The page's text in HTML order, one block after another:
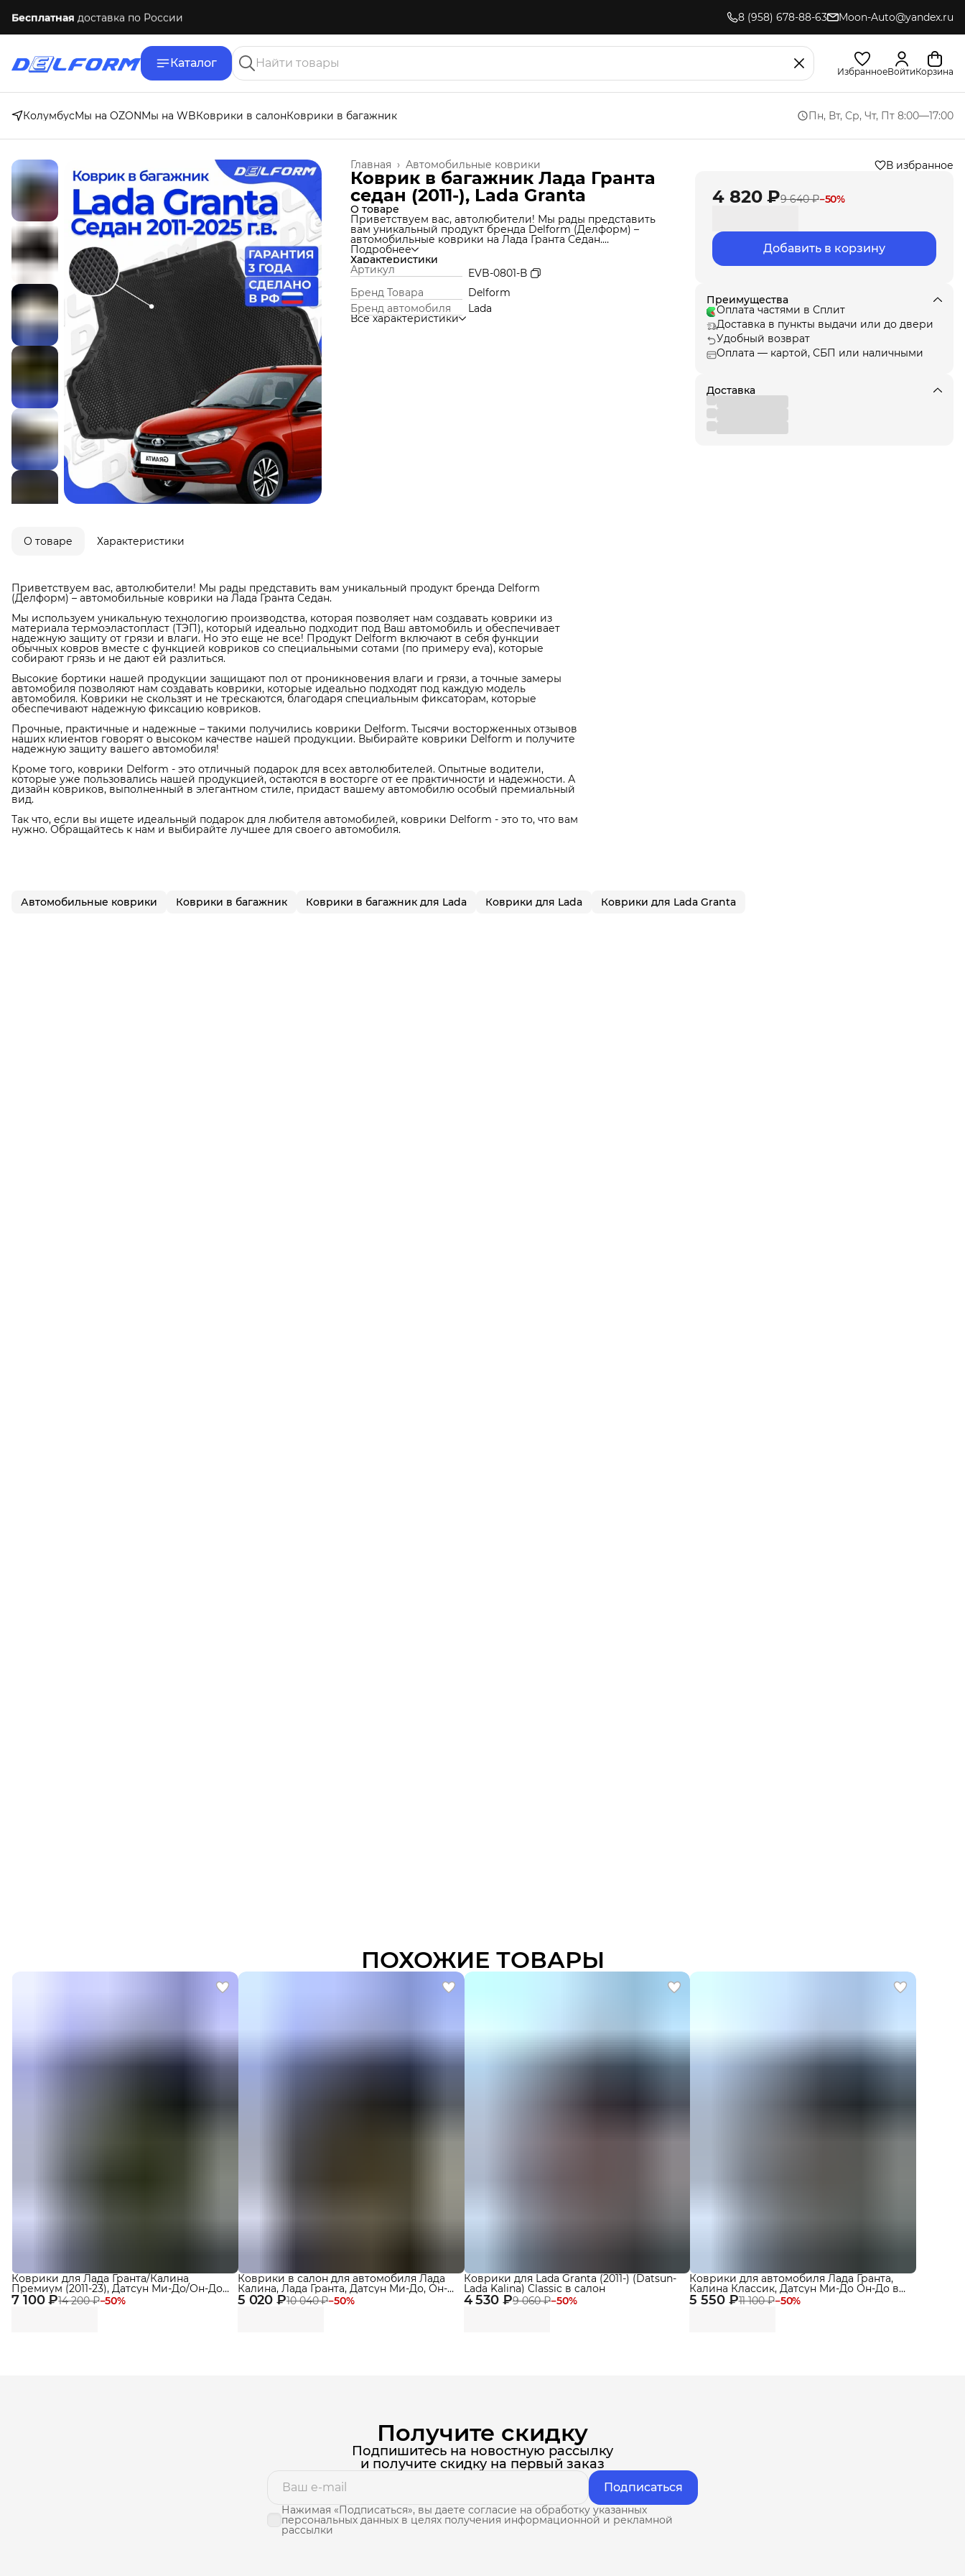
Бесплатная доставка по России 8 (958) 678-88-63 Moon-Auto@yandex.ru
Каталог
ИзбранноеВойтиКорзина
КолумбусМы на OZONМы на WBКоврики в салонКоврики в багажник Пн, Вт, Ср, Чт, Пт 8:00—17:00
Автомобильные коврики
Главная ›
Коврик в багажник Лада Гранта
седан (2011-), Lada Granta
О товаре
Приветствуем вас, автолюбители! Мы рады представить
вам уникальный продукт бренда Delform (Делформ) –
автомобильные коврики на Лада Гранта Седан.
Мы используем уникальную технологию производства,
которая позволяет нам создавать коврики из материала
термоэластопласт (ТЭП), который идеально подходит под
Ваш автомобиль и обеспечивает надежную защиту от
грязи и влаги. Но это еще не все! Продукт Delform
включают в себя функции обычных ковров вместе с
функцией ковриков со специальными сотами (по
примеру eva), которые собирают грязь и не дают ей
Подробнее
Характеристики
Артикул
EVB-0801-В
Бренд Товара
Delform
Бренд автомобиля
Lada
Все характеристики
В избранное
4 820 ₽9 640 ₽−50%
Добавить в корзину
Преимущества
Оплата частями в Сплит
Доставка в пункты выдачи или до двери
Удобный возврат
Оплата — картой, СБП или наличными
Доставка
О товаре Характеристики
Приветствуем вас, автолюбители! Мы рады представить вам уникальный продукт бренда Delform
(Делформ) – автомобильные коврики на Лада Гранта Седан.
Мы используем уникальную технологию производства, которая позволяет нам создавать коврики из
материала термоэластопласт (ТЭП), который идеально подходит под Ваш автомобиль и обеспечивает
надежную защиту от грязи и влаги. Но это еще не все! Продукт Delform включают в себя функции
обычных ковров вместе с функцией ковриков со специальными сотами (по примеру eva), которые
собирают грязь и не дают ей разлиться.
Высокие бортики нашей продукции защищают пол от проникновения влаги и грязи, а точные замеры
автомобиля позволяют нам создавать коврики, которые идеально подходят под каждую модель
автомобиля. Коврики не скользят и не трескаются, благодаря специальным фиксаторам, которые
обеспечивают надежную фиксацию ковриков.
Прочные, практичные и надежные – такими получились коврики Delform. Тысячи восторженных отзывов
наших клиентов говорят о высоком качестве нашей продукции. Выбирайте коврики Delform и получите
надежную защиту вашего автомобиля!
Кроме того, коврики Delform - это отличный подарок для всех автолюбителей. Опытные водители,
которые уже пользовались нашей продукцией, остаются в восторге от ее практичности и надежности. А
дизайн ковриков, выполненный в элегантном стиле, придаст вашему автомобилю особый премиальный
вид.
Так что, если вы ищете идеальный подарок для любителя автомобилей, коврики Delform - это то, что вам
нужно. Обращайтесь к нам и выбирайте лучшее для своего автомобиля.
Автомобильные коврики Коврики в багажник Коврики в багажник для Lada Коврики для Lada Коврики для Lada Granta
ПОХОЖИЕ ТОВАРЫ
7 100 ₽14 200 ₽−50%
Коврики для Лада Гранта/Калина
Премиум (2011-23), Датсун Ми-До/Он-До
(2014-23) в салон с бортиками, эва, eva 5 020 ₽10 040 ₽−50%
Коврики в салон для автомобиля Лада
Калина, Лада Гранта, Датсун Ми-До, Он-
До, Эва, Ева Delform standard 4 530 ₽9 060 ₽−50%
Коврики для Lada Granta (2011-) (Datsun-
Lada Kalina) Classic в cалон
5 550 ₽11 100 ₽−50%
Коврики для автомобиля Лада Гранта,
Калина Классик, Датсун Ми-До Он-До в
машину Granta
Получите скидку
Подпишитесь на новостную рассылку
и получите скидку на первый заказ
Подписаться
Нажимая «Подписаться», вы даете согласие на обработку указанных
персональных данных в целях получения информационной и рекламной
рассылки